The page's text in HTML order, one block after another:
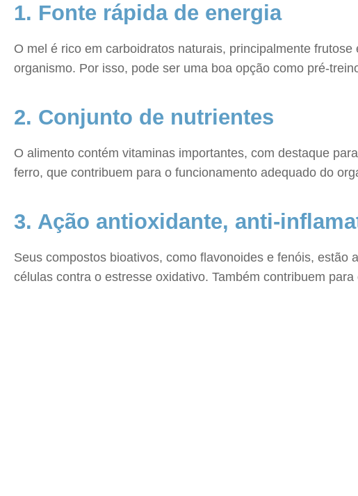
1. Fonte rápida de energia
O mel é rico em carboidratos naturais, principalmente
organismo. Por isso, pode ser uma boa opção como pré-
2. Conjunto de nutrientes
O alimento contém vitaminas importantes, com destaque
ferro, que contribuem para o funcionamento adequado do
3. Ação antioxidante, anti-
Seus compostos bioativos, como flavonoides e fenóis,
células contra o estresse oxidativo. Também contribuem